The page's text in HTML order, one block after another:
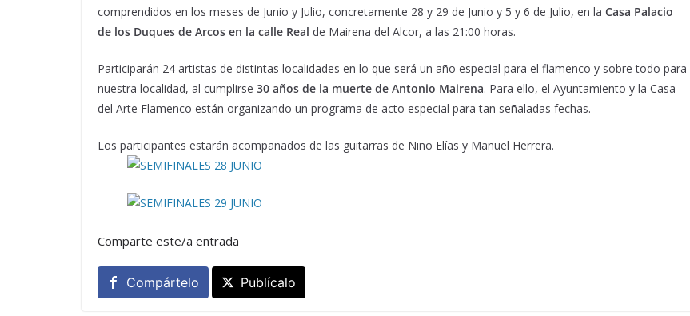
comprendidos en los meses de Junio y Julio, concretamente 28 y 29 de Junio y 5 y 6 de Julio, en la Casa Palacio
de los Duques de Arcos en la calle Real de Mairena del Alcor, a las 21:00 horas.
Participarán 24 artistas de distintas localidades en lo que será un año especial para el flamenco y sobre todo para
nuestra localidad, al cumplirse 30 años de la muerte de Antonio Mairena. Para ello, el Ayuntamiento y la Casa
del Arte Flamenco están organizando un programa de acto especial para tan señaladas fechas.
Los participantes estarán acompañados de las guitarras de Niño Elías y Manuel Herrera.
Comparte este/a entrada
Compártelo Publícalo